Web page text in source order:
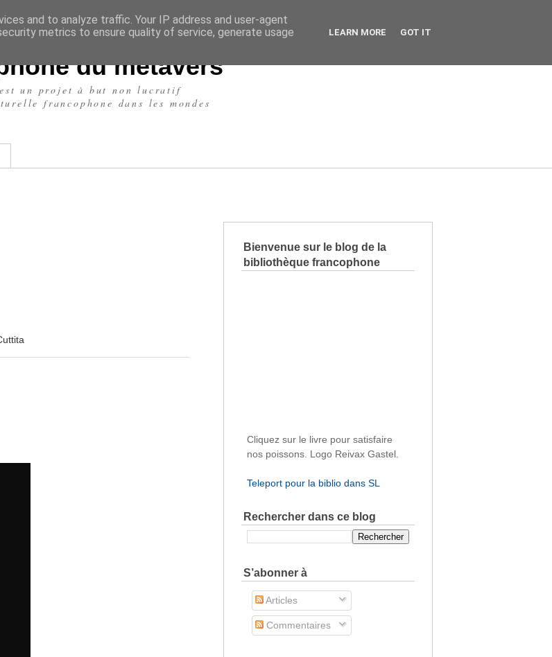
du metavers
un projet à but non lucratif
francophone dans les mondes
Bienvenue sur le blog de la
bibliothèque francophone
Cliquez sur le livre pour satisfaire
nos poissons. Logo Reivax Gastel.
Teleport pour la biblio dans SL
Rechercher dans ce blog
S’abonner à
Articles
Commentaires
and to analyze traffic. Your IP address and user-agent
metrics to ensure quality of service, generate usage
LEARN MORE GOT IT